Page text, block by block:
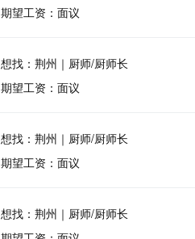
期望工资：面议
想找：荆州｜厨师/厨师长
期望工资：面议
想找：荆州｜厨师/厨师长
期望工资：面议
想找：荆州｜厨师/厨师长